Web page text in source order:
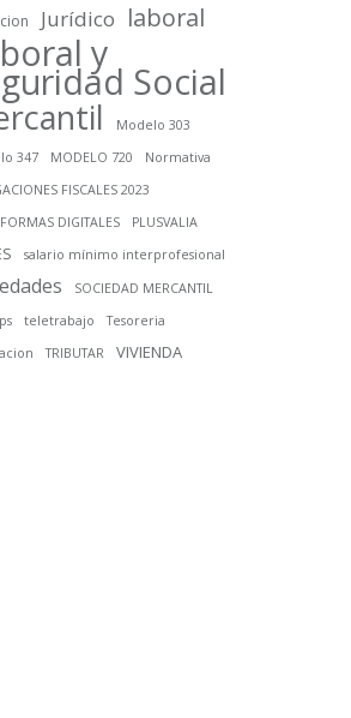
Jurídico laboral
y
Social
Modelo 303
347
MODELO 720
Normativa
FISCALES 2023
DIGITALES
PLUSVALIA
salario mínimo interprofesional
SOCIEDAD MERCANTIL
teletrabajo
Tesoreria
TRIBUTAR VIVIENDA